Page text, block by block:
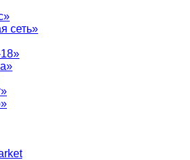
сеть»